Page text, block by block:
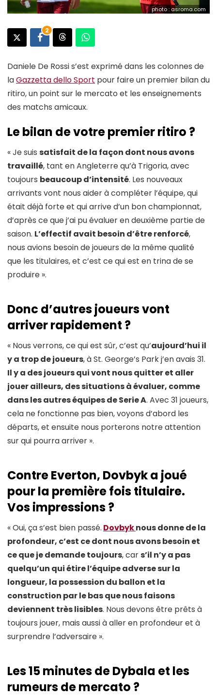
photo : asroma.com
2
Daniele De Rossi s’est exprimé dans les colonnes de
laGazzetta dello Sport pour faire un premier bilan du
ritiro, un point sur le mercato et les enseignements
des matchs amicaux.
Le bilan de votre premier ritiro ?
« Je suis satisfait de la façon dont nous avons
travaillé, tant en Angleterre qu’à Trigoria, avec
toujours beaucoup d’intensité. Les nouveaux
arrivants vont nous aider à compléter l’équipe, qui
était déjà forte et qui arrive d’un bon championnat,
d’après ce que j’ai pu évaluer en deuxième partie de
saison. L’effectif avait besoin d’être renforcé,
nous avions besoin de joueurs de la même qualité
que les titulaires, et c’est ce qui est en trina de se
produire ».
Donc d’autres joueurs vont
arriver rapidement ?
« Nous verrons, ce qui est sûr, c’est qu’aujourd’hui il
y a trop de joueurs, à St. George’s Park j’en avais 31.
Il y a des joueurs qui vont nous quitter et aller
jouer ailleurs, des situations à évaluer, comme
dans les autres équipes de Serie A. Avec 31 joueurs,
cela ne fonctionne pas bien, voyons d’abord les
départs, et ensuite nous porterons notre attention
sur qui pourra arriver ».
Contre Everton, Dovbyk a joué
pour la première fois titulaire.
Vos impressions ?
« Oui, ça s’est bien passé. Dovbyknous donne de la
profondeur, c’est ce dont nous avons besoin et
ce que je demande toujours, cars’il n’y a pas
quelqu’un qui étire l’équipe adverse sur la
longueur, la possession du ballon et la
construction par le bas que nous faisons
deviennent très lisibles. Nous devons être prêts à
toujours jouer, mais aussi à aller en profondeur et à
surprendre l’adversaire ».
Les 15 minutes de Dybala et les
rumeurs de mercato ?